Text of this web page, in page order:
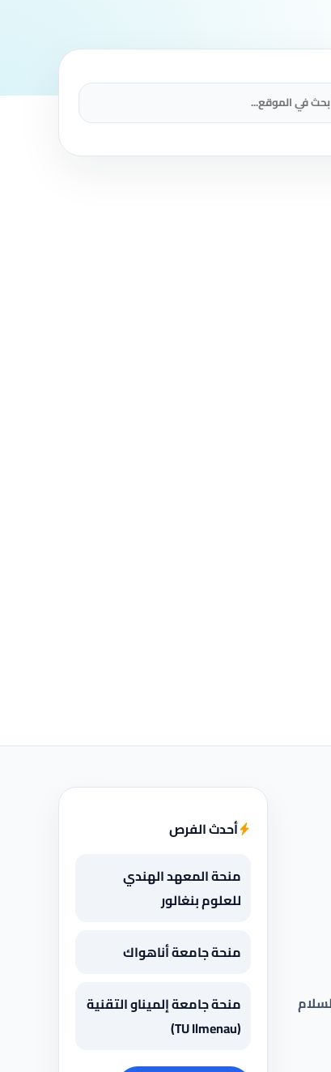
أحدث الفرص
منحة المعهد الهندي
للعلوم بنغالور
منحة جامعة أناهواك
منحة جامعة إلميناو التقنية
(TU Ilmenau)